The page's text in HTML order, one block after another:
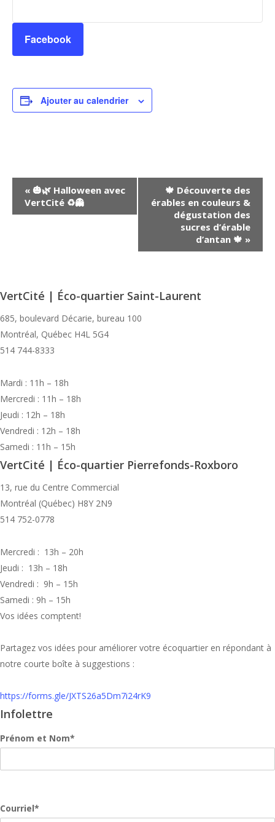
Facebook
Ajouter au calendrier
Navigation
Évènement
« 🎃🌿 Halloween avec
VertCité ♻️👻
🍁 Découverte des
érables en couleurs &
dégustation des
sucres d’érable
d’antan 🍁 »
VertCité | Éco-quartier Saint-Laurent
685, boulevard Décarie, bureau 100
Montréal, Québec H4L 5G4
514 744-8333
Mardi : 11h – 18h
Mercredi : 11h – 18h
Jeudi : 12h – 18h
Vendredi : 12h – 18h
Samedi : 11h – 15h
VertCité | Éco-quartier Pierrefonds-Roxboro
13, rue du Centre Commercial
Montréal (Québec) H8Y 2N9
514 752-0778
Mercredi : 13h – 20h
Jeudi : 13h – 18h
Vendredi : 9h – 15h
Samedi : 9h – 15h
Vos idées comptent!
Partagez vos idées pour améliorer votre écoquartier en répondant à
notre courte boîte à suggestions :
https://forms.gle/JXTS26a5Dm7i24rK9
Infolettre
Prénom et Nom*
Courriel*